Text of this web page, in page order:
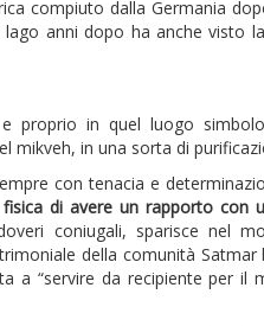
compiuto dalla Germania
anni dopo ha anche visto
proprio in quel luogo
mikveh, in una sorta di
con tenacia e
fisica di avere un rapporto con
coniugali, sparisce nel
della comunità
a “servire da recipiente per il